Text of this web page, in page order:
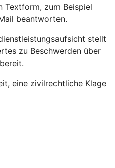
Textform, zum Beispiel
beantworten.
stellt
zu Beschwerden über
eine zivilrechtliche Klage